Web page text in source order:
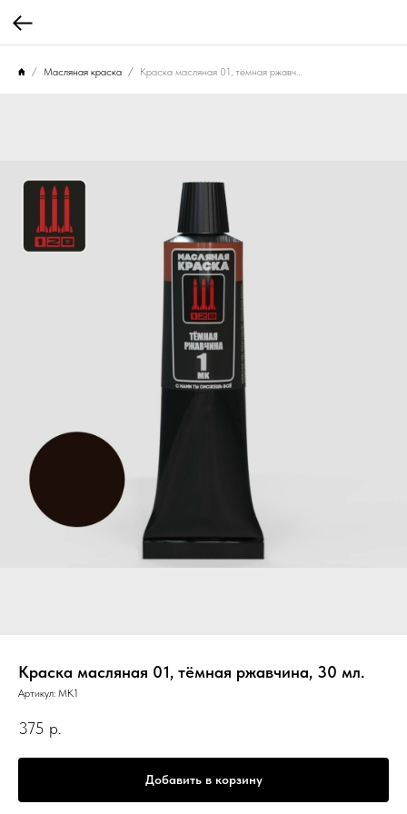
Масляная краска Краска масляная 01, тёмная ржавчина, 30 мл.
Краска масляная 01, тёмная ржавчина, 30 мл.
Артикул: МК1
375 р.
Добавить в корзину